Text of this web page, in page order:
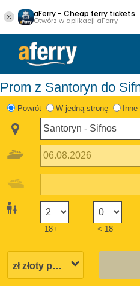
aFerry - Cheap ferry tickets
Otwórz w aplikacji aFerry
Prom z Santoryn do
Powrót W jedną stronę Inne
18+ < 18